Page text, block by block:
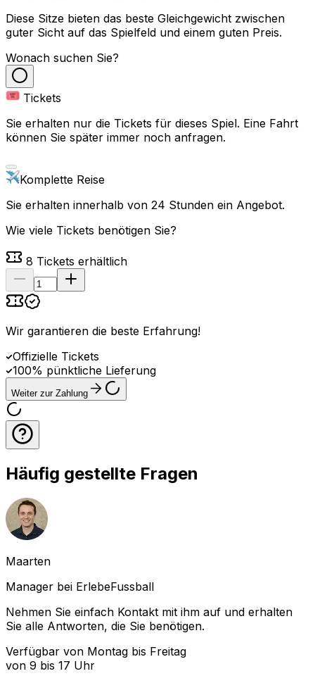
Diese Sitze bieten das beste Gleichgewicht zwischen
guter Sicht auf das Spielfeld und einem guten Preis.
Wonach suchen Sie?
Tickets
Sie erhalten nur die Tickets für dieses Spiel. Eine Fahrt
können Sie später immer noch anfragen.
Komplette Reise
Sie erhalten innerhalb von 24 Stunden ein Angebot.
Wie viele Tickets benötigen Sie?
8 Tickets erhältlich
Wir garantieren die beste Erfahrung!
Offizielle Tickets
100% pünktliche Lieferung
Weiter zur Zahlung
Häufig gestellte Fragen
Maarten
Manager bei ErlebeFussball
Nehmen Sie einfach Kontakt mit ihm auf und erhalten
Sie alle Antworten, die Sie benötigen.
Verfügbar von Montag bis Freitag
von 9 bis 17 Uhr